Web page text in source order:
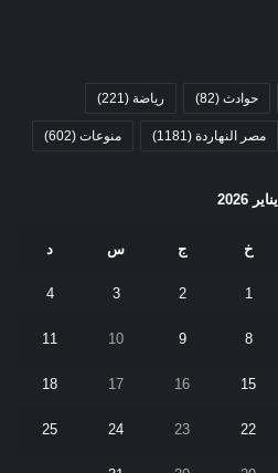
حوادث (82) رياضة (221)
مصر النهاردة (1181) منوعات (602)
يناير 2026
خ ج س د
1
2
3
4
8
9
10
11
15
16
17
18
22
23
24
25